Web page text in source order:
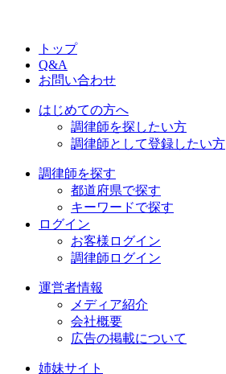
トップ
Q&A
お問い合わせ
はじめての方へ
調律師を探したい方
調律師として登録したい方
調律師を探す
都道府県で探す
キーワードで探す
ログイン
お客様ログイン
調律師ログイン
運営者情報
メディア紹介
会社概要
広告の掲載について
姉妹サイト